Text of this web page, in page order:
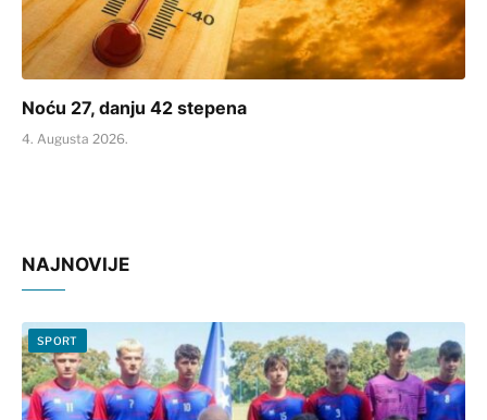
Noću 27, danju 42 stepena
4. Augusta 2026.
NAJNOVIJE
SPORT